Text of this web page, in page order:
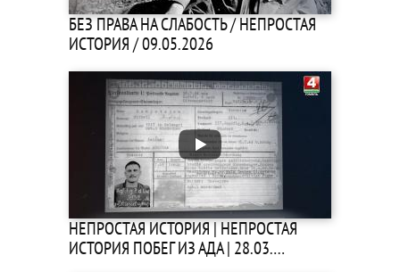
БЕЗ ПРАВА НА СЛАБОСТЬ / НЕПРОСТАЯ
ИСТОРИЯ / 09.05.2026
НЕПРОСТАЯ ИСТОРИЯ | НЕПРОСТАЯ
ИСТОРИЯ ПОБЕГ ИЗ АДА | 28.03.…